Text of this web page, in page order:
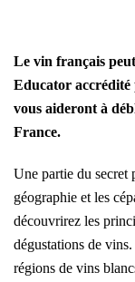
Le vin français
Educator accrédité
vous aideront à
France.
Une partie du secret
géographie et les
découvrirez les
dégustations de
régions de vins